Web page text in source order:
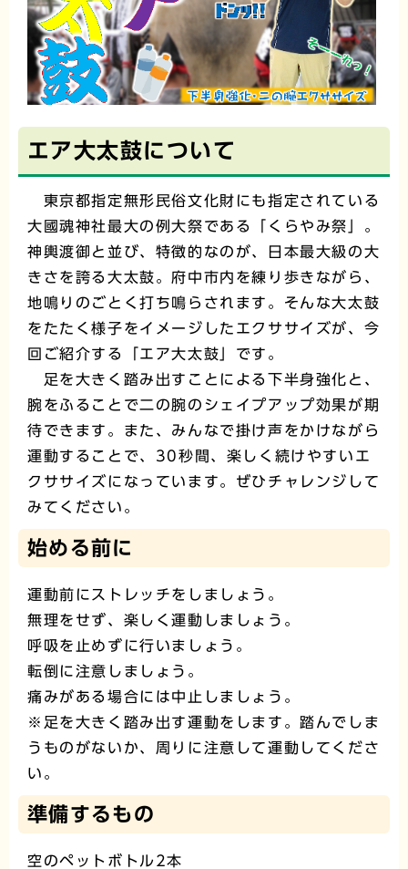
エア大太鼓について
東京都指定無形民俗文化財にも指定されている
大國魂神社最大の例大祭である「くらやみ祭」。
神輿渡御と並び、特徴的なのが、日本最大級の大
きさを誇る大太鼓。府中市内を練り歩きながら、
地鳴りのごとく打ち鳴らされます。そんな大太鼓
をたたく様子をイメージしたエクササイズが、今
回ご紹介する「エア大太鼓」です。
足を大きく踏み出すことによる下半身強化と、
腕をふることで二の腕のシェイプアップ効果が期
待できます。また、みんなで掛け声をかけながら
運動することで、30秒間、楽しく続けやすいエ
クササイズになっています。ぜひチャレンジして
みてください。
始める前に
運動前にストレッチをしましょう。
無理をせず、楽しく運動しましょう。
呼吸を止めずに行いましょう。
転倒に注意しましょう。
痛みがある場合には中止しましょう。
※足を大きく踏み出す運動をします。踏んでしま
うものがないか、周りに注意して運動してくださ
い。
準備するもの
空のペットボトル2本